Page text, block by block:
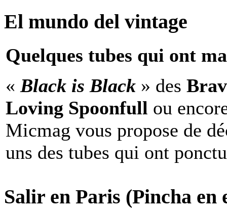
El mundo del vintage
Quelques tubes qui ont
« Black is Black » des
Loving Spoonfull ou
Micmag vous propose de
uns des tubes qui ont
Salir en Paris (Pincha en